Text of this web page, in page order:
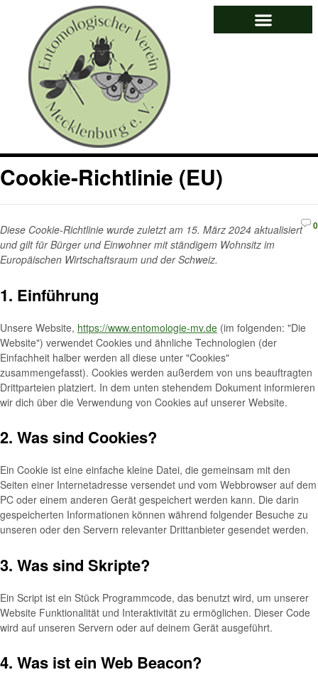
Cookie-Richtlinie (EU)
0
Diese Cookie-Richtlinie wurde zuletzt am 15. März 2024 aktualisiert
und gilt für Bürger und Einwohner mit ständigem Wohnsitz im
Europäischen Wirtschaftsraum und der Schweiz.
1. Einführung
Unsere Website, https://www.entomologie-mv.de (im folgenden: "Die
Website") verwendet Cookies und ähnliche Technologien (der
Einfachheit halber werden all diese unter "Cookies"
zusammengefasst). Cookies werden außerdem von uns beauftragten
Drittparteien platziert. In dem unten stehendem Dokument informieren
wir dich über die Verwendung von Cookies auf unserer Website.
2. Was sind Cookies?
Ein Cookie ist eine einfache kleine Datei, die gemeinsam mit den
Seiten einer Internetadresse versendet und vom Webbrowser auf dem
PC oder einem anderen Gerät gespeichert werden kann. Die darin
gespeicherten Informationen können während folgender Besuche zu
unseren oder den Servern relevanter Drittanbieter gesendet werden.
3. Was sind Skripte?
Ein Script ist ein Stück Programmcode, das benutzt wird, um unserer
Website Funktionalität und Interaktivität zu ermöglichen. Dieser Code
wird auf unseren Servern oder auf deinem Gerät ausgeführt.
4. Was ist ein Web Beacon?